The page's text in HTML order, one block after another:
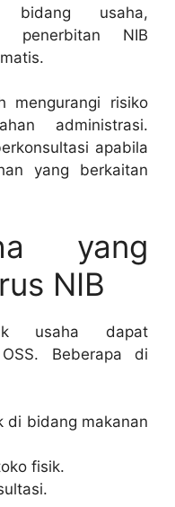
bidang usaha,
penerbitan NIB
mengurangi risiko
administrasi.
apabila
yang berkaitan
yang
NIB
usaha dapat
Beberapa di
di bidang makanan
fisik.